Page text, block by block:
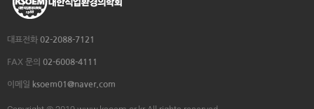
대표전화 02-2088-7121
FAX 문의 02-6008-4111
이메일 ksoem01@naver.com